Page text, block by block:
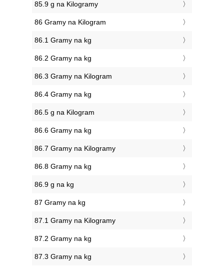
85.9 g na Kilogramy
86 Gramy na Kilogram
86.1 Gramy na kg
86.2 Gramy na kg
86.3 Gramy na Kilogram
86.4 Gramy na kg
86.5 g na Kilogram
86.6 Gramy na kg
86.7 Gramy na Kilogramy
86.8 Gramy na kg
86.9 g na kg
87 Gramy na kg
87.1 Gramy na Kilogramy
87.2 Gramy na kg
87.3 Gramy na kg